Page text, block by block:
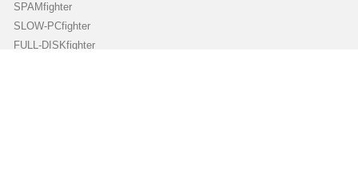
SPAMfighter
SLOW-PCfighter
FULL-DISKfighter